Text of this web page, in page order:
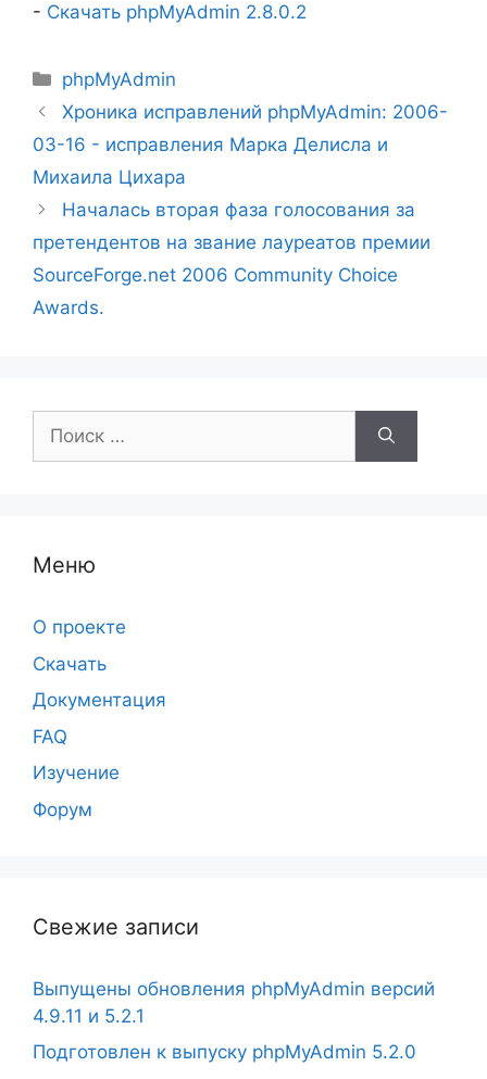
- Скачать phpMyAdmin 2.8.0.2
Рубрики
phpMyAdmin
Хроника исправлений phpMyAdmin: 2006-
03-16 - исправления Марка Делисла и
Михаила Цихара
Началась вторая фаза голосования за
претендентов на звание лауреатов премии
SourceForge.net 2006 Community Choice
Awards.
Поиск:
Меню
О проекте
Скачать
Документация
FAQ
Изучение
Форум
Свежие записи
Выпущены обновления phpMyAdmin версий
4.9.11 и 5.2.1
Подготовлен к выпуску phpMyAdmin 5.2.0